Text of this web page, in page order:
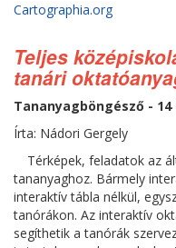
Cartographia.org
Teljes
tanári
Tananyagböngésző - 14
Írta: Nádori Gergely
Térképek, feladatok az
tananyaghoz. Bármely
interaktív tábla nélkül,
tanórákon. Az interaktív
segíthetik a tanórák